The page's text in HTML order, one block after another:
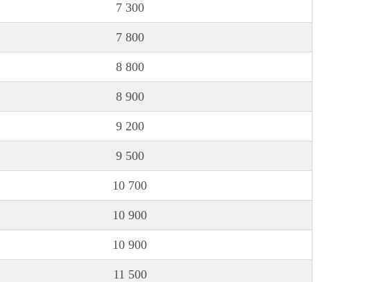
7 300
7 800
8 800
8 900
9 200
9 500
10 700
10 900
10 900
11 500